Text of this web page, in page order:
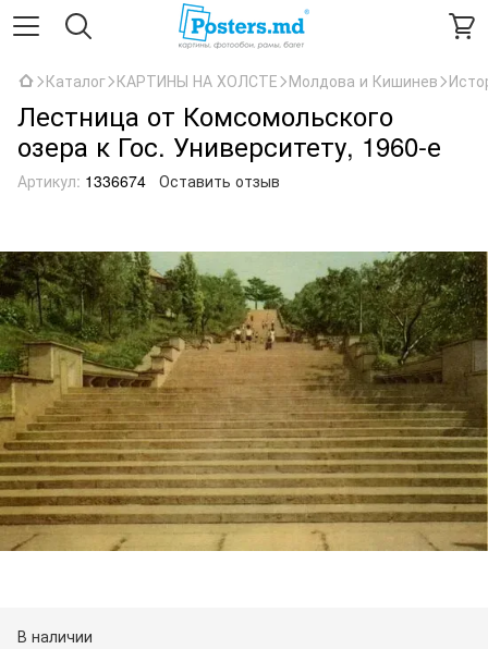
Каталог КАРТИНЫ НА ХОЛСТЕ Молдова и Кишинев
Лестница от Комсомольского
озера к Гос. Университету, 1960-е
Артикул: 1336674 Оставить отзыв
В наличии